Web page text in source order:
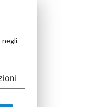
negli